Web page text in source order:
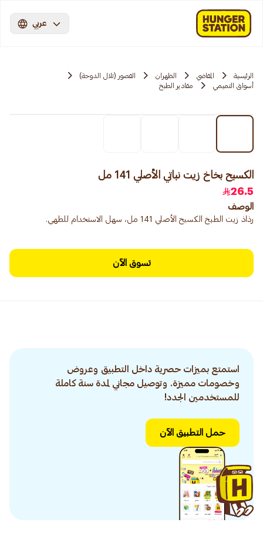
عربي
الرئيسية المقاضي الظهران
القصور (تلال الدوحة)
أسواق التميمي
مقادير الطبخ
الكسيح بخاخ زيت نباتي الأصلي 141 مل
26.5
الوصف
رذاذ زيت الطبخ الكسيح الأصلي 141 مل، سهل الاستخدام للطهي.
تسوق الآن
استمتع بميزات حصرية داخل التطبيق وعروض
وخصومات مميزة. وتوصيل مجاني لمدة سنة كاملة
للمستخدمين الجدد!
حمل التطبيق الآن